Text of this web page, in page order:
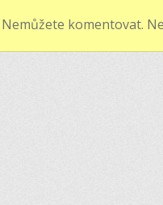
Nemůžete komentovat.